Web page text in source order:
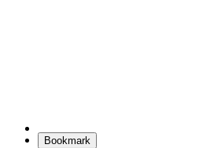
Bookmark